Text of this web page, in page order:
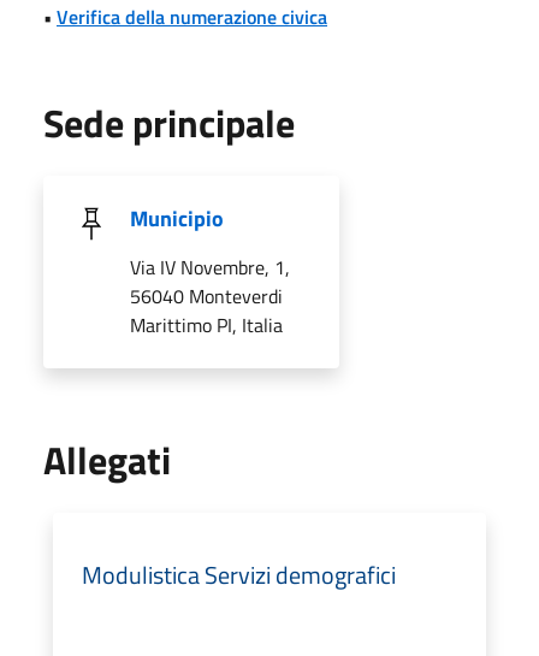
• Verifica della numerazione civica
Sede principale
Municipio
Via IV Novembre, 1,
56040 Monteverdi
Marittimo PI, Italia
Allegati
Modulistica Servizi demografici